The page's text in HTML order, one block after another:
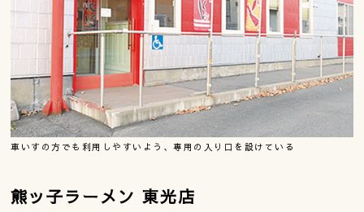
車いすの方でも利用しやすいよう、専用の入り口を設けている
熊ッ子ラーメン 東光店